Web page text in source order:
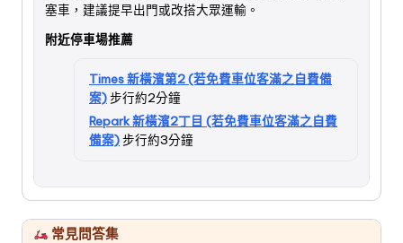
塞車，建議提早出門或改搭大眾運輸。
附近停車場推薦
Times 新橫濱第2 (若免費車位客滿之自費備
案)步行約2分鐘
Repark 新橫濱2丁目 (若免費車位客滿之自費
備案)步行約3分鐘
常見問答集